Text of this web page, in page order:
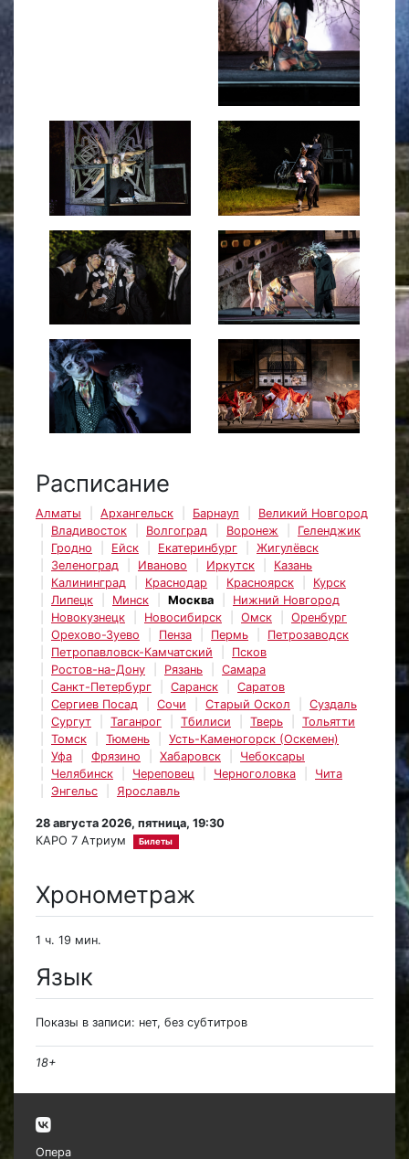
Расписание
Алматы Архангельск Барнаул
Великий Новгород
Владивосток
Волгоград Воронеж
Геленджик
Гродно
Ейск Екатеринбург
Жигулёвск
Зеленоград
Иваново Иркутск
Казань
Калининград
Краснодар Красноярск
Курск
Липецк
Минск Москва
Нижний Новгород
Новокузнецк
Новосибирск Омск
Оренбург
Орехово-Зуево
Пенза Пермь
Петрозаводск
Петропавловск-Камчатский
Псков
Ростов-на-Дону
Рязань
Самара
Санкт-Петербург
Саранск
Саратов
Сергиев Посад
Сочи Старый Оскол
Суздаль
Сургут
Таганрог Тбилиси Тверь
Тольятти
Томск
Тюмень
Усть-Каменогорск (Оскемен)
Уфа
Фрязино Хабаровск
Чебоксары
Челябинск
Череповец Черноголовка
Чита
Энгельс
Ярославль
28 августа 2026, пятница, 19:30
КАРО 7 Атриум
Билеты
Хронометраж
1 ч. 19 мин.
Язык
Показы в записи: нет, без субтитров
18+
Опера